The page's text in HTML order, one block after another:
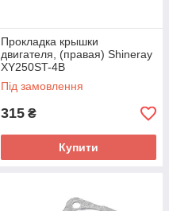
Прокладка крышки
двигателя, (правая) Shineray
XY250ST-4B
Під замовлення
315 ₴
Купити